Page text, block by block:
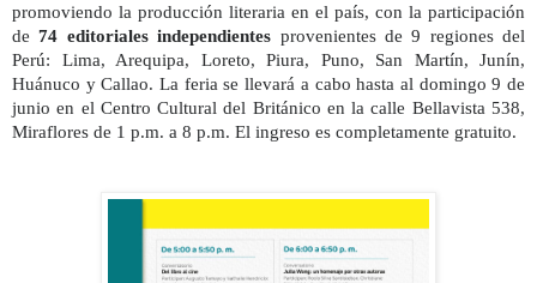
promoviendo la producción literaria en el país, con la participación
de74 editoriales independientes provenientes de 9 regiones del
Perú: Lima, Arequipa, Loreto, Piura, Puno, San Martín, Junín,
Huánuco y Callao. La feria se llevará a cabo hasta al domingo 9 de
junio en el Centro Cultural del Británico en la calle Bellavista 538,
Miraflores de 1 p.m. a 8 p.m. El ingreso es completamente gratuito.